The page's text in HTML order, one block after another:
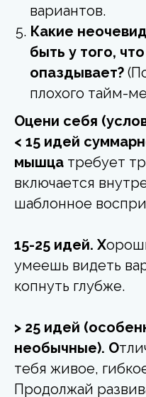
вариантов.
Какие
быть у того,
опаздывает?
плохого тайм-
Оцени себя
< 15 идей
мышца требует
включается
шаблонное
15-25 идей. Х
умеешь видеть
копнуть глубже.
> 25 идей
необычные). О
тебя живое,
Продолжай